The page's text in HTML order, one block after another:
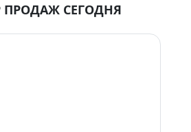
ПРОДАЖ СЕГОДНЯ